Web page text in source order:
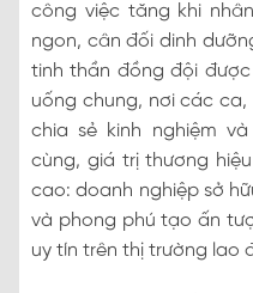
công việc tăng khi
ngon, cân đối dinh
tinh thần đồng đội
uống chung, nơi các
chia sẻ kinh nghiệm
cùng, giá trị thương
cao: doanh nghiệp sở
và phong phú tạo ấn
uy tín trên thị trường lao